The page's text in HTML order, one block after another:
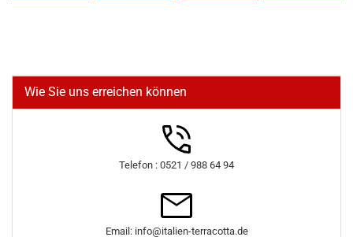
Wie Sie uns erreichen können
Telefon : 0521 / 988 64 94
Email: info@italien-terracotta.de